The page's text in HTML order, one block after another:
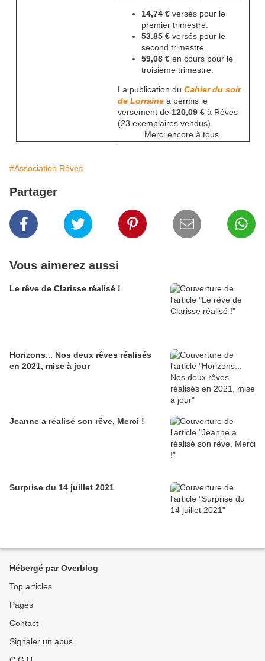
14,74 €versés pour le
premier trimestre.
53.85 €versés pour le
second trimestre.
59,08 €en cours pour le
troisième trimestre.
La publication du Cahier du soir
de Lorrainea permis le
versement de 120,09 €à Rêves
(23 exemplaires vendus).
Merci encore à tous.
#Association Rêves
Partager
Vous aimerez aussi
Le rêve de Clarisse réalisé !
Horizons... Nos deux rêves réalisés
en 2021, mise à jour
Jeanne a réalisé son rêve, Merci !
Surprise du 14 juillet 2021
Hébergé par Overblog
Top articles
Pages
Contact
Signaler un abus